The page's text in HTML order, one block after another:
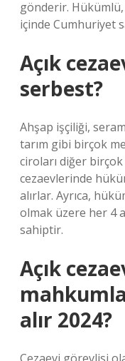
gönderir.
içinde Cumhuriyet
Açık
serbest?
Ahşap işçiliği,
tarım gibi birçok
ciroları diğer
cezaevlerinde
alırlar. Ayrıca,
olmak üzere her 4
sahiptir.
Açık
alır 2024?